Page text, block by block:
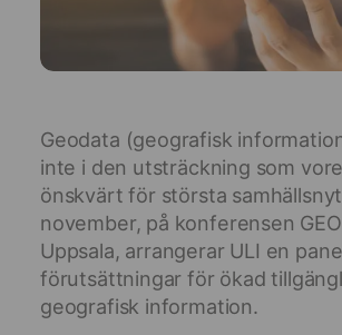
Geodata (geografisk
inte i den utsträckning som
önskvärt för största
november, på konferensen
Uppsala, arrangerar ULI en
förutsättningar för ökad
geografisk information.